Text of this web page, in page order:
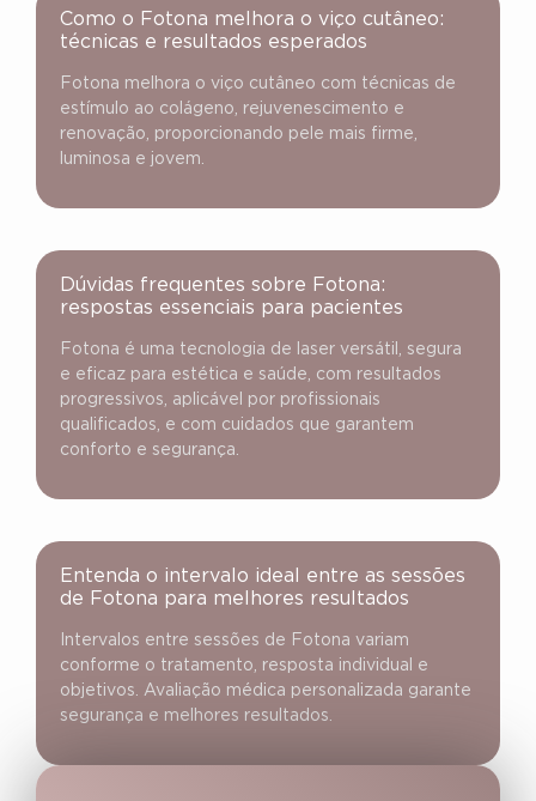
Como o Fotona melhora o viço cutâneo:
técnicas e resultados esperados
Fotona melhora o viço cutâneo com técnicas de
estímulo ao colágeno, rejuvenescimento e
renovação, proporcionando pele mais firme,
luminosa e jovem.
Dúvidas frequentes sobre Fotona:
respostas essenciais para pacientes
Fotona é uma tecnologia de laser versátil, segura
e eficaz para estética e saúde, com resultados
progressivos, aplicável por profissionais
qualificados, e com cuidados que garantem
conforto e segurança.
Entenda o intervalo ideal entre as sessões
de Fotona para melhores resultados
Intervalos entre sessões de Fotona variam
conforme o tratamento, resposta individual e
objetivos. Avaliação médica personalizada garante
segurança e melhores resultados.